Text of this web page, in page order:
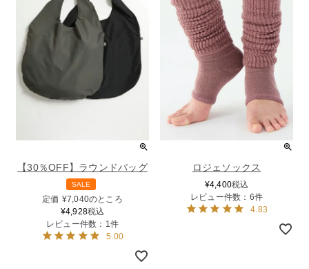
【30％OFF】ラウンドバッグ
SALE
定価 ¥7,040のところ
¥4,928税込
レビュー件数：1件
5.00
ロジェソックス
¥4,400税込
レビュー件数：6件
4.83